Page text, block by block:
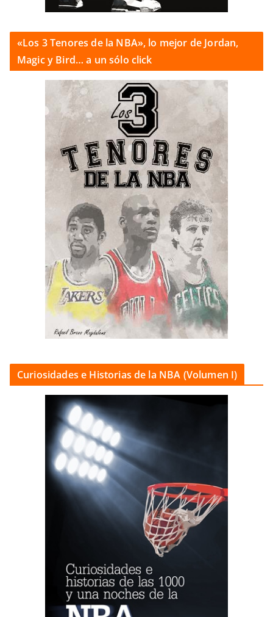
«Los 3 Tenores de la NBA», lo mejor de Jordan,
Magic y Bird… a un sólo click
Curiosidades e Historias de la NBA (Volumen I)